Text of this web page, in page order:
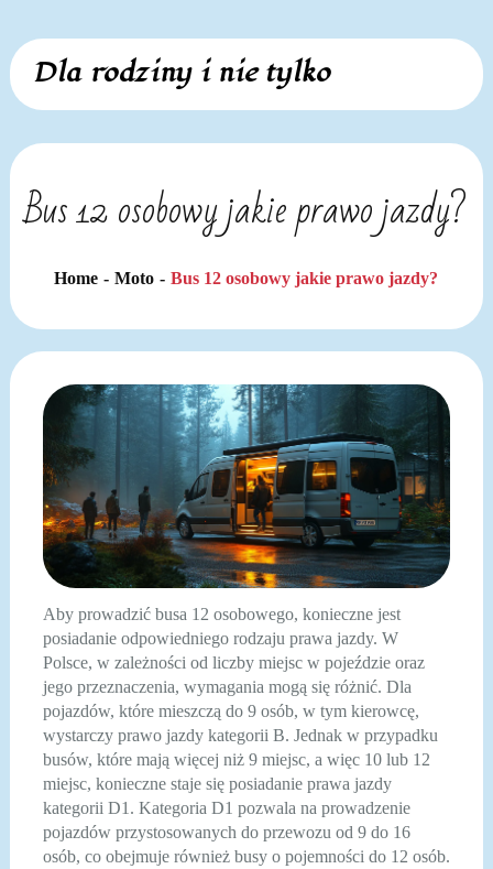
Skip
content
Dla rodziny i nie tylko
Bus 12 osobowy jakie prawo jazdy?
Home Moto Bus 12 osobowy jakie prawo jazdy?
Aby prowadzić busa 12 osobowego, konieczne jest
posiadanie odpowiedniego rodzaju prawa jazdy. W
Polsce, w zależności od liczby miejsc w pojeździe oraz
jego przeznaczenia, wymagania mogą się różnić. Dla
pojazdów, które mieszczą do 9 osób, w tym kierowcę,
wystarczy prawo jazdy kategorii B. Jednak w przypadku
busów, które mają więcej niż 9 miejsc, a więc 10 lub 12
miejsc, konieczne staje się posiadanie prawa jazdy
kategorii D1. Kategoria D1 pozwala na prowadzenie
pojazdów przystosowanych do przewozu od 9 do 16
osób, co obejmuje również busy o pojemności do 12 osób.